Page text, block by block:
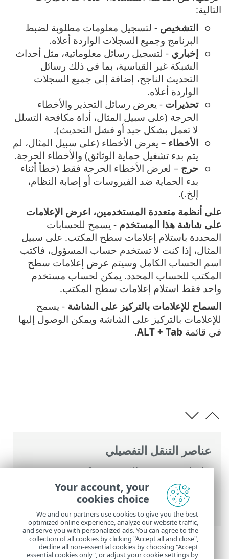
عناصر التنقل التفصيلي
تعليمات ESET عبر الإنترنت >
ESET Safe
Server
>التعامل مع ESET Safe Server
الإعداد المتقدم
>الإعلامات> إعلامات سطح
المكتب
التالية:
التشخيص - لتسجيل معلومات مطلوبة لضبط
البرنامج وجميع السجلات الواردة أعلاه.
إخباري - لتسجيل رسائل معلوماتية، مثل أحداث
الشبكة غير القياسية، بما في ذلك رسائل
التحديث الناجح، إضافة إلى جميع السجلات
الواردة أعلاه.
تحذيرات - يعرض رسائل التحذير والأخطاء
الحرجة (على سبيل المثال، أداة مكافحة التسلل
لا تعمل بشكل جيد أو فشل التحديث).
الأخطاء – يعرض الأخطاء (على سبيل المثال، لم
يتم بدء تشغيل حماية الوثائق) والأخطاء الحرجة.
حرج – لعرض الأخطاء الحرجة فقط (خطأ أثناء
بدء الحماية ضد الفيروسات أو إصابة النظام،
إلخ.).
على أنظمة متعددة المستخدمين، اعرض الإعلامات
على شاشة هذا المستخدم - يسمح للحسابات
المحددة باستلام إعلامات سطح المكتب. على سبيل
المثال، إذا كنت لا تستخدم حساب المسؤول، فاكتب
اسم الحساب الكامل وسيتم عرض إعلامات سطح
المكتب للحساب المحدد. يمكن لحساب مستخدم
واحد فقط استلام إعلامات سطح المكتب.
السماح للإعلامات بالتركيز على الشاشة - يسمح
للإعلامات بالتركيز على الشاشة ويمكن الوصول إليها
في قائمة ALT + Tab
.
Your account, your
cookies choice
We and our partners use cookies to give you the best
optimized online experience, analyze our website traffic,
and serve you with personalized ads. You can agree to the
collection of all cookies by clicking "Accept all and close",
decline all non-essential cookies by choosing "Accept
essential cookies only", or adjust your cookie settings by